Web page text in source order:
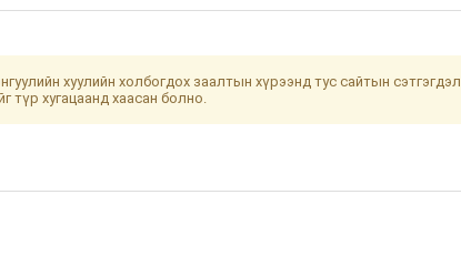
хуулийн холбогдох заалтын хүрээнд тус сайтын сэтгэгдэл
түр хугацаанд хаасан болно.